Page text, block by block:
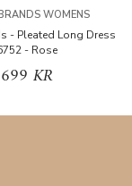
WOMENS
- Pleated Long Dress
- Rose
699 KR